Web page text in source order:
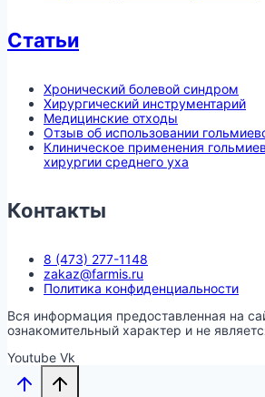
Статьи
Хронический болевой синдром
Хирургический инструментарий
Медицинские отходы
Отзыв об использовании
Клиническое применения
хирургии среднего уха
Контакты
8 (473) 277-1148
zakaz@farmis.ru
Политика конфиденциальности
Вся информация предоставленная на
ознакомительный характер и не
Youtube Vk